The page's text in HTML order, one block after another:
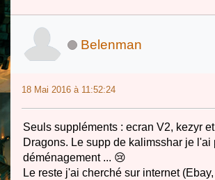
Belenman
18 Mai 2016 à 11:52:24
Seuls suppléments : ecran V2, kezyr
Dragons. Le supp de kalimsshar je l'ai
déménagement ... 😢
Le reste j'ai cherché sur internet